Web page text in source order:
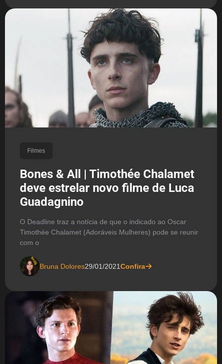
Filmes
Bones & All | Timothée Chalamet
deve estrelar novo filme de Luca
Guadagnino
O Deadline traz a notícia de que o indicado ao Oscar
Timothée Chalamet (Adoráveis Mulheres) pode se reunir
com o
Bruna Dolores29/01/2021Confira